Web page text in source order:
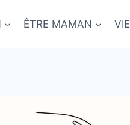
ÊTRE MAMAN VIE